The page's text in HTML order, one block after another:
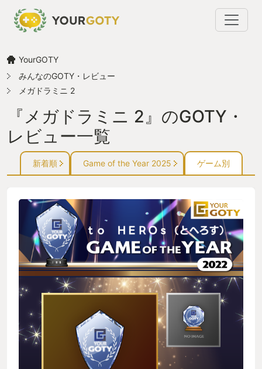
YourGOTY
みんなのGOTY・レビュー
メガドラミニ 2
『メガドラミニ 2』のGOTY・
レビュー一覧
新着順 Game of the Year 2025 ゲーム別